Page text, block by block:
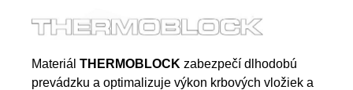
Materiál THERMOBLOCK zabezpečí dlhodobú
prevádzku a optimalizuje výkon krbových vložiek a